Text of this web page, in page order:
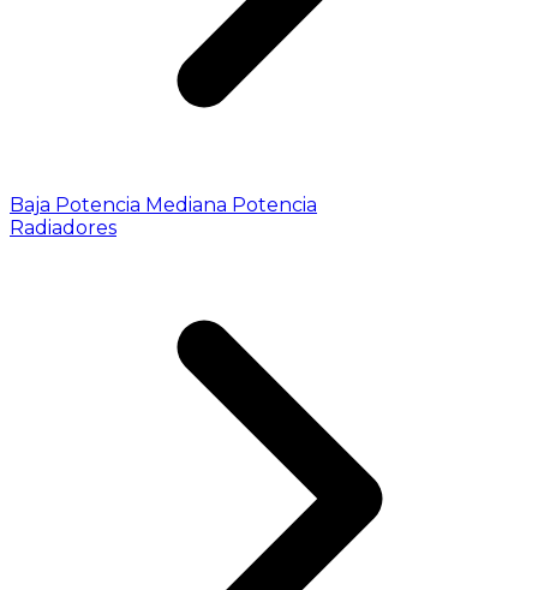
Baja Potencia Mediana Potencia
Radiadores